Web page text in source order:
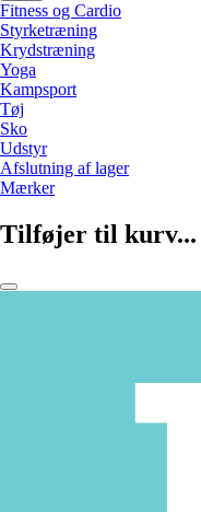
Fitness og Cardio
Styrketræning
Krydstræning
Yoga
Kampsport
Tøj
Sko
Udstyr
Afslutning af lager
Mærker
Tilføjer til kurv...